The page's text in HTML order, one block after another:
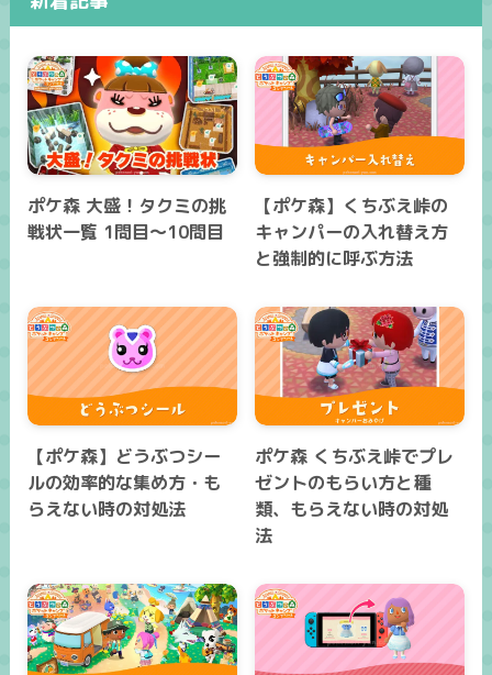
ポケ森 大盛！タクミの挑
戦状一覧 1問目～10問目
【ポケ森】くちぶえ峠の
キャンパーの入れ替え方
と強制的に呼ぶ方法
【ポケ森】どうぶつシー
ルの効率的な集め方・も
らえない時の対処法
ポケ森 くちぶえ峠でプレ
ゼントのもらい方と種
類、もらえない時の対処
法